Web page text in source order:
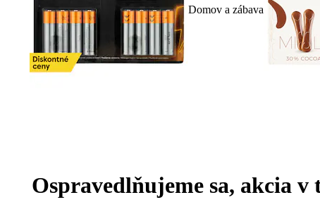
Domov a zábava
Ospravedlňujeme sa, akcia